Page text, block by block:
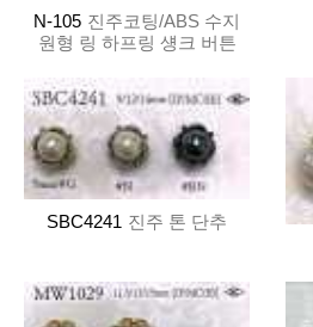
N-105 진주코팅/ABS 수지
원형 링 하프링 섕크 버튼
SBC4241 진주 톤 단추